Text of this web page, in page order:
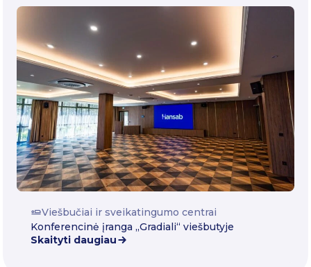
Viešbučiai ir sveikatingumo centrai
Konferencinė įranga „Gradiali“ viešbutyje
Skaityti daugiau